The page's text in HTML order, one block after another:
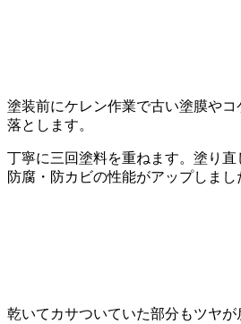
塗装前にケレン作業で古い塗膜やコ
落とします。
丁寧に三回塗料を重ねます。塗り直
防腐・防カビの性能がアップしまし
乾いてカサついていた部分もツヤが